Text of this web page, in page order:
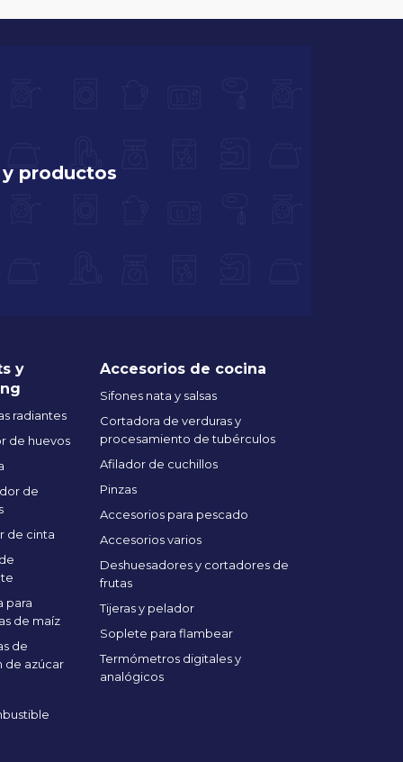
y productos
y
radiantes
de huevos
de
de cinta
para
de maíz
de
de azúcar
Accesorios de cocina
Sifones nata y salsas
Cortadora de verduras y
procesamiento de tubérculos
Afilador de cuchillos
Pinzas
Accesorios para pescado
Accesorios varios
Deshuesadores y cortadores de
frutas
Tijeras y pelador
Soplete para flambear
Termómetros digitales y
analógicos